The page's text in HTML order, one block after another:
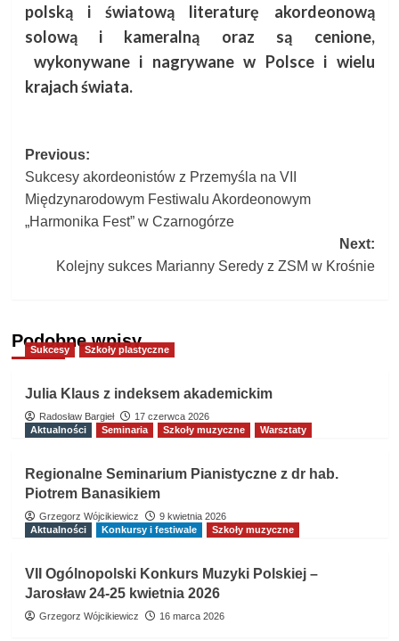
polską i światową literaturę akordeonową
solową i kameralną oraz są cenione,
wykonywane i nagrywane w Polsce i wielu
krajach świata.
Post
navigation
Previous:
Sukcesy akordeonistów z Przemyśla na VII
Międzynarodowym Festiwalu Akordeonowym
„Harmonika Fest” w Czarnogórze
Next:
Kolejny sukces Marianny Seredy z ZSM w Krośnie
Podobne wpisy
Sukcesy Szkoły plastyczne
Julia Klaus z indeksem akademickim
Radosław Bargieł
17 czerwca 2026
Aktualności
Seminaria Szkoły muzyczne Warsztaty
Regionalne Seminarium Pianistyczne z dr hab.
Piotrem Banasikiem
Grzegorz Wójcikiewicz
9 kwietnia 2026
Aktualności
Konkursy i festiwale Szkoły muzyczne
VII Ogólnopolski Konkurs Muzyki Polskiej –
Jarosław 24-25 kwietnia 2026
Grzegorz Wójcikiewicz 16 marca 2026